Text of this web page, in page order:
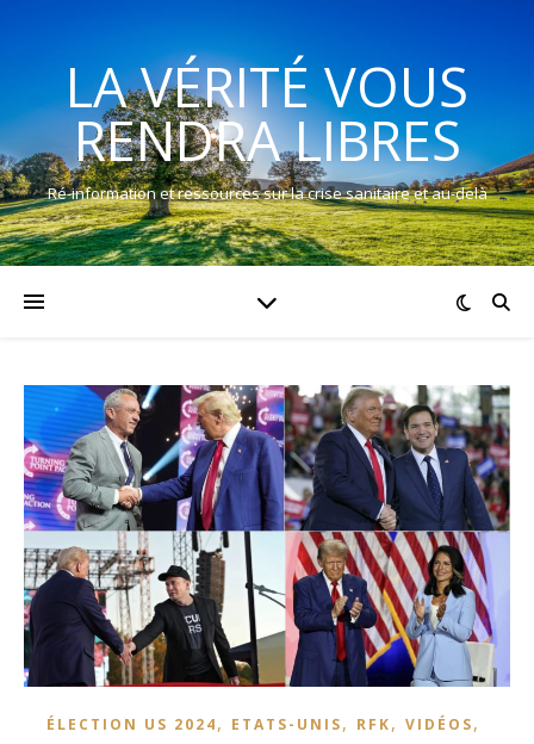
LA VÉRITÉ VOUS
RENDRA LIBRES
Ré-information et ressources sur la crise sanitaire et au-delà
ÉLECTION US 2024, ETATS-UNIS, RFK, VIDÉOS,